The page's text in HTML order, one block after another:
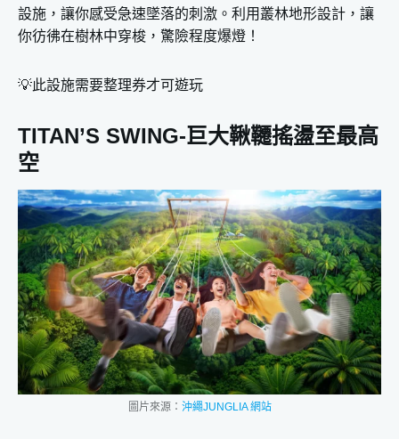
設施，讓你感受急速墜落的刺激。利用叢林地形設計，讓
你彷彿在樹林中穿梭，驚險程度爆燈！
💡此設施需要整理券才可遊玩
TITAN’S SWING-巨大鞦韆搖盪至最高
空
圖片來源： 沖繩JUNGLIA 網站